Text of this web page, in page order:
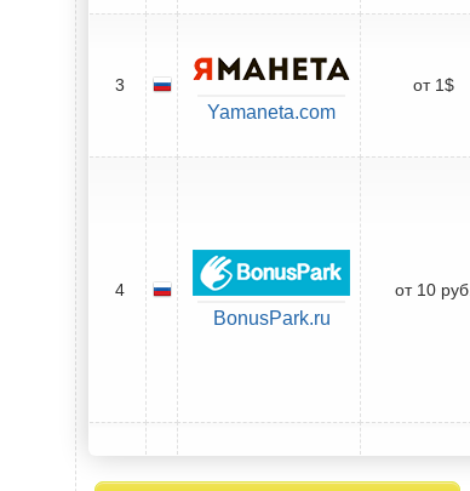
3
Yamaneta.com
от 1$
4
BonusPark.ru
от 10 руб.